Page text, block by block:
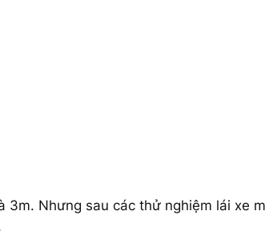
3m. Nhưng sau các thử nghiệm lái xe